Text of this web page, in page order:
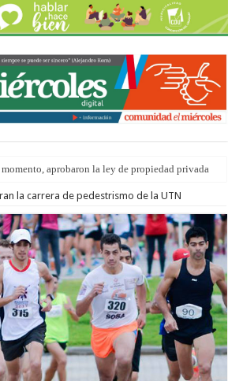
aprobaron la ley de propiedad privada
9 de agosto: la agenda ¿A dónde ir? para este
la carrera de pedestrismo de la UTN